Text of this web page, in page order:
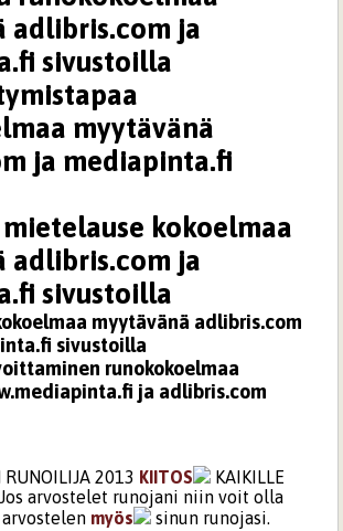
adlibris.com ja
sivustoilla
myytävänä
ja mediapinta.fi
kokoelmaa
adlibris.com ja
sivustoilla
myytävänä adlibris.com
sivustoilla
runokokoelmaa
ja adlibris.com
RUNOILIJA 2013 KIITOS
KAIKILLE
Jos arvostelet runojani niin voit olla
myös
sinun runojasi.